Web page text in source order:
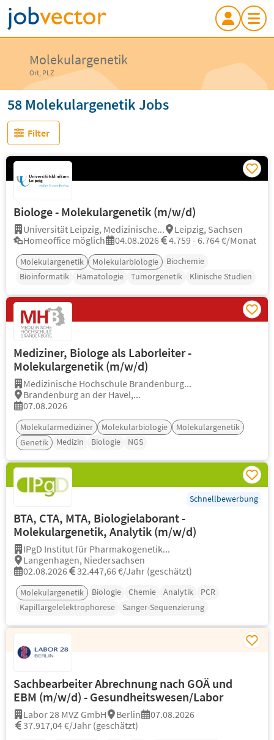
Molekulargenetik
Ort, PLZ
58 Molekulargenetik Jobs
Filter
Biologe - Molekulargenetik (m/w/d)
Universität Leipzig, Medizinische...
Leipzig, Sachsen
Homeoffice möglich
04.08.2026 4.759 - 6.764 €/Monat
Molekulargenetik Molekularbiologie
Biochemie
Bioinformatik
Hämatologie Tumorgenetik Klinische Studien
Mediziner, Biologe als Laborleiter -
Molekulargenetik (m/w/d)
Medizinische Hochschule Brandenburg...
Brandenburg an der Havel,...
07.08.2026
Molekularmediziner Molekularbiologie
Molekulargenetik
Genetik
Medizin Biologie NGS
Schnellbewerbung
BTA, CTA, MTA, Biologielaborant -
Molekulargenetik, Analytik (m/w/d)
IPgD Institut für Pharmakogenetik...
Langenhagen, Niedersachsen
02.08.2026
32.447,66 €/Jahr (geschätzt)
Molekulargenetik Biologie Chemie Analytik
PCR
Kapillargelelektrophorese
Sanger-Sequenzierung
Sachbearbeiter Abrechnung nach GOÄ und
EBM (m/w/d) - Gesundheitswesen/Labor
Labor 28 MVZ GmbH Berlin
07.08.2026
37.917,04 €/Jahr (geschätzt)